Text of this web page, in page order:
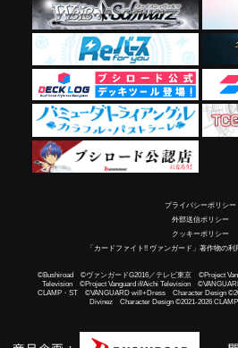
プライバシーポリシー
外部送信ポリシー
クッキーポリシー
「カードファイト!! ヴァンガード」著作物の
©Bushiroad ©ヴァンガードG2016／テレビ東京 ©Project
Television ©Project Vanguard if/Aichi Television
CLAMP・ST ©VANGUARD will+Dress Character Design
Divinez Character Design ©2021-2026